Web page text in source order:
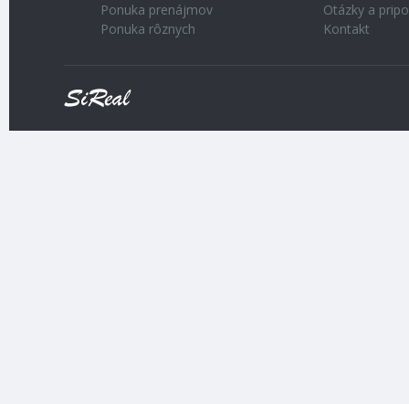
Ponuka prenájmov
Ponuka rôznych
Otázky a
Kontakt